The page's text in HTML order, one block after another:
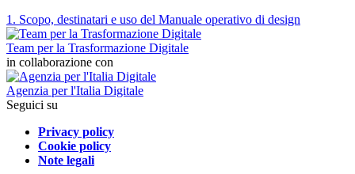
1. Scopo, destinatari e uso del Manuale operativo di design
Team per la Trasformazione Digitale
in collaborazione con
Agenzia per l'Italia Digitale
Seguici su
Privacy policy
Cookie policy
Note legali